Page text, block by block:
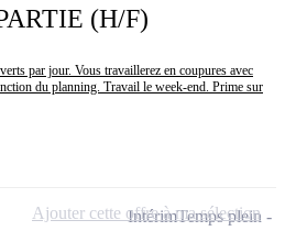
(H/F)
par jour. Vous travaillerez en coupures avec
du planning. Travail le week-end. Prime sur
IntérimTemps plein
Ajouter cette offre à ma sélection